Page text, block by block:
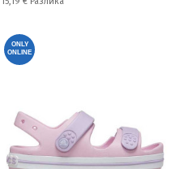
ONLY
ONLINE